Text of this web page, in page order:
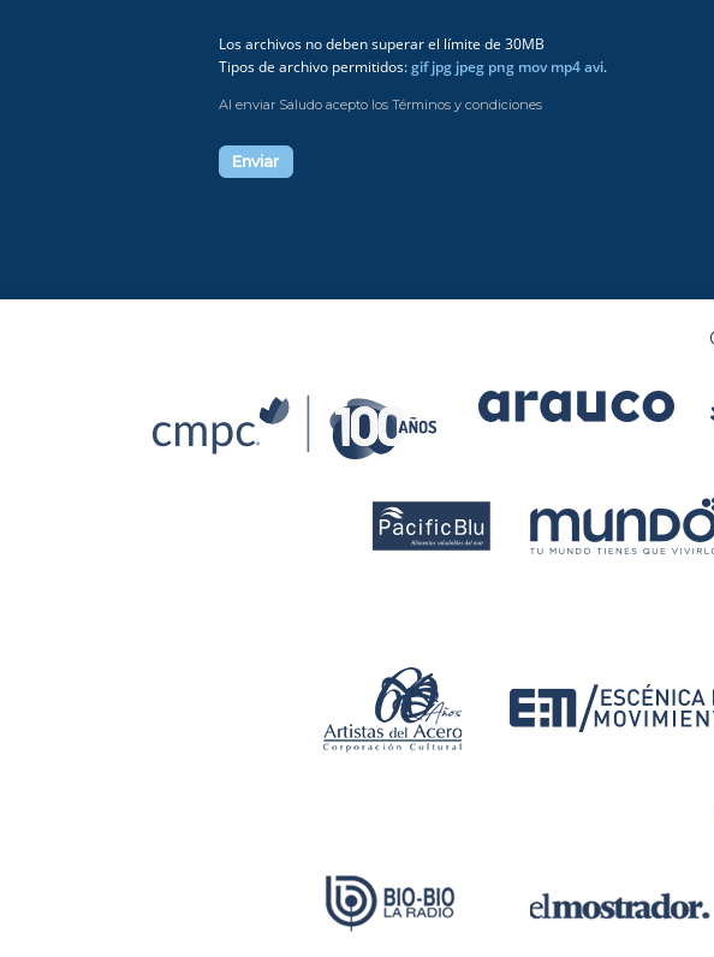
Los archivos no deben superar el límite de 30MB
Tipos de archivo permitidos:gif jpg jpeg png mov mp4 avi.
Al enviar Saludo acepto los Términos y condiciones